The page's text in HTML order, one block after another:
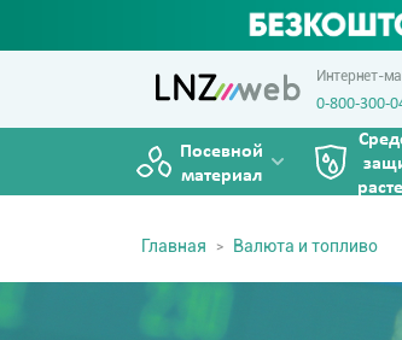
Интернет-
0-800-300-
Посевной
материал
Главная Валюта и топливо